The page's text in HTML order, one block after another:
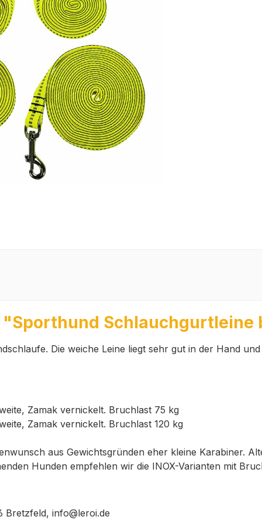
Schlauchgurtleine
Die weiche Leine liegt sehr gut in der Hand
Zamak vernickelt. Bruchlast 75 kg
Zamak vernickelt. Bruchlast 120 kg
aus Gewichtsgründen eher kleine Karabiner.
Hunden empfehlen wir die INOX-Varianten mit
Bretzfeld, info@leroi.de